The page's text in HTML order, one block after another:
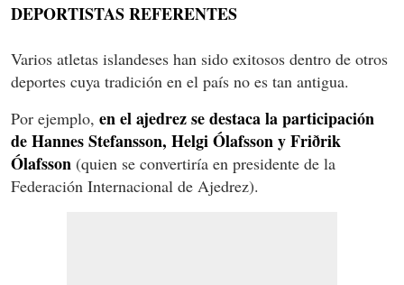
DEPORTISTAS REFERENTES
Varios atletas islandeses han sido exitosos dentro de otros
deportes cuya tradición en el país no es tan antigua.
Por ejemplo, en el ajedrez se destaca la participación
de Hannes Stefansson, Helgi Ólafsson y Friðrik
Ólafsson (quien se convertiría en presidente de la
Federación Internacional de Ajedrez).